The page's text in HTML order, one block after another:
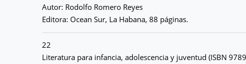
Autor: Rodolfo Romero Reyes
Editora: Ocean Sur, La Habana, 88 páginas.
22
Literatura para infancia, adolescencia y juventud (ISBN